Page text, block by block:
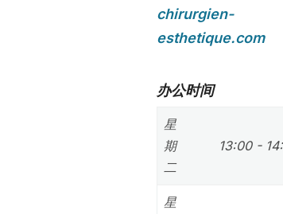
chirurgien-
esthetique.com
办公时间
星
期
二
13:00 -
星